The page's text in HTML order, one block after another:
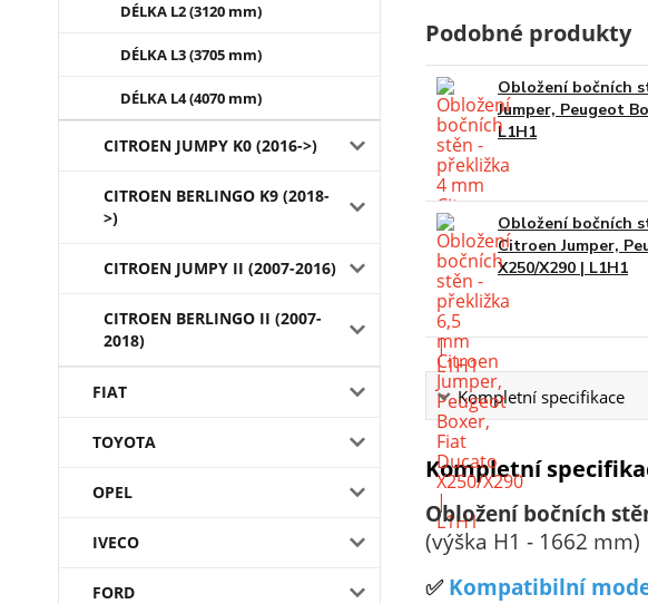
DÉLKA L2 (3120 mm)
DÉLKA L3 (3705 mm)
DÉLKA L4 (4070 mm)
CITROEN JUMPY K0 (2016->)
CITROEN BERLINGO K9 (2018-
>)
CITROEN JUMPY II (2007-2016)
CITROEN BERLINGO II (2007-
2018)
FIAT
TOYOTA
OPEL
IVECO
FORD
Podobné produkty
Obložení bočních
Jumper, Peugeot
L1H1
Obložení bočních
Citroen Jumper,
X250/X290 | L1H1
Kompletní specifikace
Kompletní
Obložení bočních
(výška H1 - 1662 mm)
✅Kompatibilní